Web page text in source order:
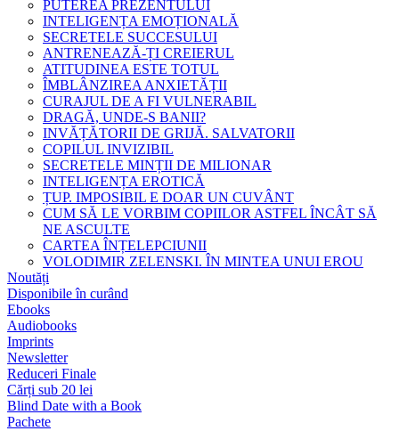
PUTEREA PREZENTULUI
INTELIGENȚA EMOȚIONALĂ
SECRETELE SUCCESULUI
ANTRENEAZĂ-ȚI CREIERUL
ATITUDINEA ESTE TOTUL
ÎMBLÂNZIREA ANXIETĂȚII
CURAJUL DE A FI VULNERABIL
DRAGĂ, UNDE-S BANII?
INVĂȚĂTORII DE GRIJĂ. SALVATORII
COPILUL INVIZIBIL
SECRETELE MINȚII DE MILIONAR
INTELIGENȚA EROTICĂ
ȚUP. IMPOSIBIL E DOAR UN CUVÂNT
CUM SĂ LE VORBIM COPIILOR ASTFEL ÎNCÂT SĂ
NE ASCULTE
CARTEA ÎNȚELEPCIUNII
VOLODIMIR ZELENSKI. ÎN MINTEA UNUI EROU
Noutăți
Disponibile în curând
Ebooks
Audiobooks
Imprints
Newsletter
Reduceri Finale
Cărți sub 20 lei
Blind Date with a Book
Pachete